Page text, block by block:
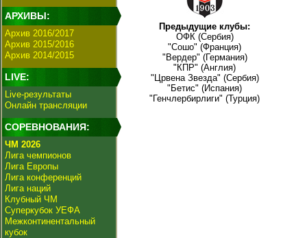
АРХИВЫ:
Архив 2016/2017
Архив 2015/2016
Архив 2014/2015
LIVE:
Live-результаты
Онлайн трансляции
СОРЕВНОВАНИЯ:
ЧМ 2026
Лига чемпионов
Лига Европы
Лига конференций
Лига наций
Клубный ЧМ
Суперкубок УЕФА
Межконтинентальный
кубок
Предыдущие клубы:
ОФК (Сербия)
"Сошо" (Франция)
"Вердер" (Германия)
"КПР" (Англия)
"Црвена Звезда" (Сербия)
"Бетис" (Испания)
"Генчлербирлиги" (Турция)